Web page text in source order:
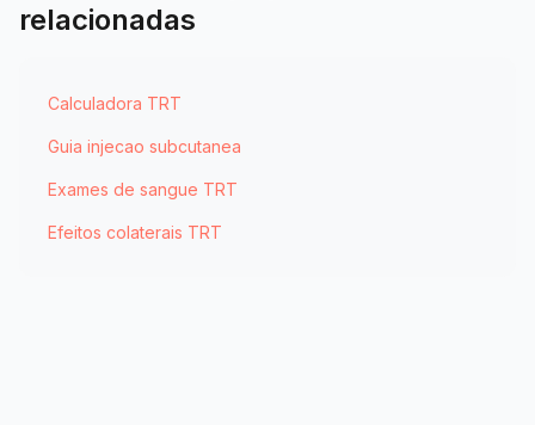
relacionadas
Calculadora TRT
Guia injecao subcutanea
Exames de sangue TRT
Efeitos colaterais TRT